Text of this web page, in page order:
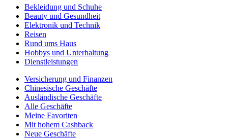
Bekleidung und Schuhe
Beauty und Gesundheit
Elektronik und Technik
Reisen
Rund ums Haus
Hobbys und Unterhaltung
Dienstleistungen
Versicherung und Finanzen
Chinesische Geschäfte
Ausländische Geschäfte
Alle Geschäfte
Meine Favoriten
Mit hohem Cashback
Neue Geschäfte